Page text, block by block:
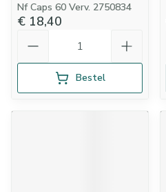
Nf Caps 60 Verv. 2750834
€ 18,40
Bestel